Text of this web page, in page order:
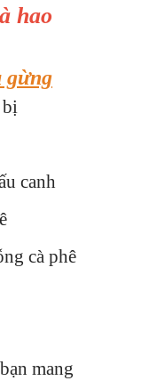
hao
gừng
bị
canh
cà phê
mang